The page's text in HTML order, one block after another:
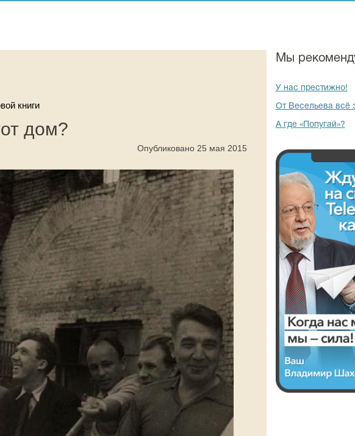
книги
дом?
Опубликовано 25 мая 2015
Мы
У нас престижно!
От Весельева всё
А где «Попугай»?